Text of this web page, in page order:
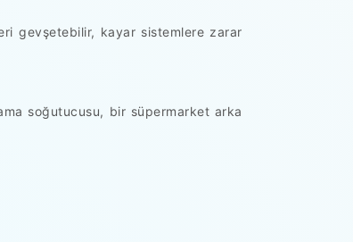
gevşetebilir, kayar sistemlere zarar
soğutucusu, bir süpermarket arka